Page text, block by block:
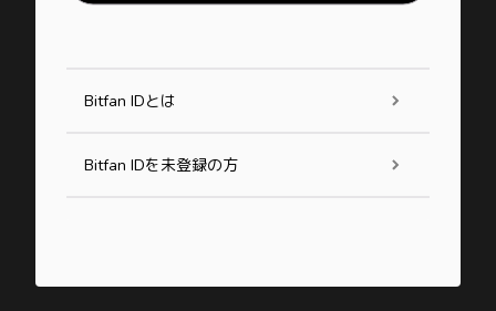
Bitfan IDとは
Bitfan IDを未登録の方